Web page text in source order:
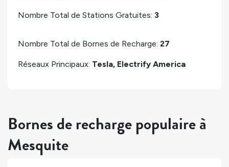
Nombre Total de Stations Gratuites: 3
Nombre Total de Bornes de Recharge: 27
Réseaux Principaux: Tesla, Electrify America
Bornes de recharge populaire à
Mesquite